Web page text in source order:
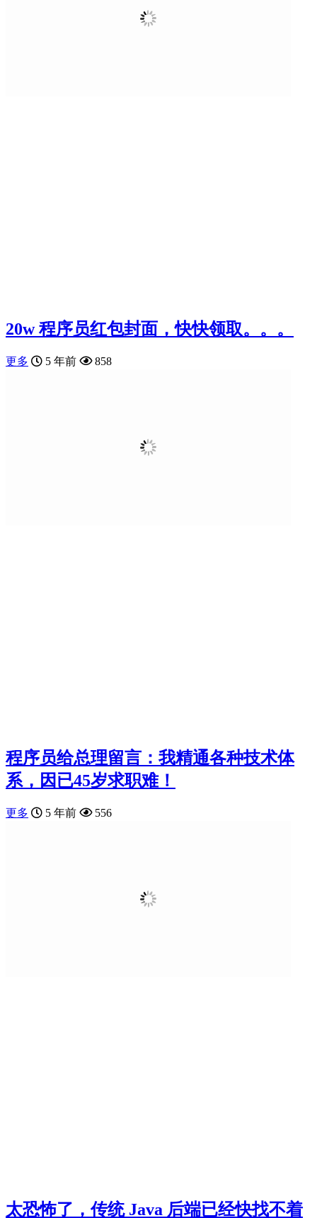
20w 程序员红包封面，快快领取。。。
更多 5 年前 858
程序员给总理留言：我精通各种技术体
系，因已45岁求职难！
更多 5 年前 556
太恐怖了，传统 Java 后端已经快找不着